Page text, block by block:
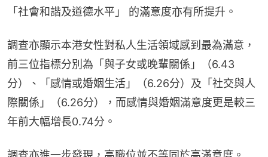
「社會和諧及道德水平」 的滿意度亦有所提升。
調查亦顯示本港女性對私人生活領域感到最為滿意，
前三位指標分別為「與子女或晚輩關係」（6.43
分）、「感情或婚姻生活」（6.26分）及「社交與人
際關係」（6.26分），而感情與婚姻滿意度更是較三
年前大幅增長0.74分。